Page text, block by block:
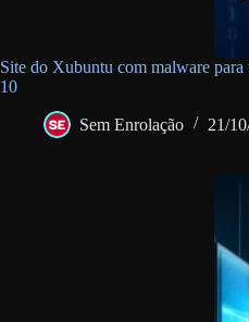
Site do Xubuntu com malware
10
Sem Enrolação 21/